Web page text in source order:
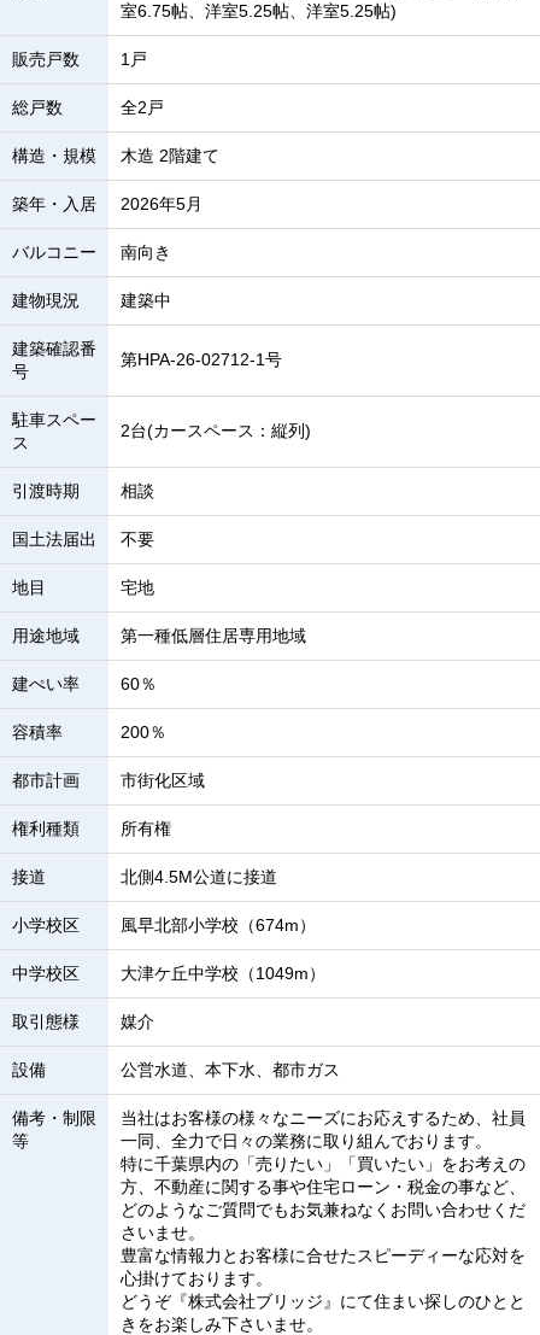
室6.75帖、洋室5.25帖、洋室5.25帖)
販売戸数 1戸
総戸数 全2戸
構造・規模 木造 2階建て
築年・入居 2026年5月
バルコニー 南向き
建物現況 建築中
建築確認番
号
第HPA-26-02712-1号
駐車スペー
ス
2台(カースペース：縦列)
引渡時期 相談
国土法届出 不要
地目 宅地
用途地域 第一種低層住居専用地域
建ぺい率 60％
容積率 200％
都市計画 市街化区域
権利種類 所有権
接道 北側4.5M公道に接道
小学校区 風早北部小学校（674m）
中学校区 大津ケ丘中学校（1049m）
取引態様 媒介
設備 公営水道、本下水、都市ガス
備考・制限
等
当社はお客様の様々なニーズにお応えするため、社員
一同、全力で日々の業務に取り組んでおります。
特に千葉県内の「売りたい」「買いたい」をお考えの
方、不動産に関する事や住宅ローン・税金の事など、
どのようなご質問でもお気兼ねなくお問い合わせくだ
さいませ。
豊富な情報力とお客様に合せたスピーディーな応対を
心掛けております。
どうぞ『株式会社ブリッジ』にて住まい探しのひとと
きをお楽しみ下さいませ。